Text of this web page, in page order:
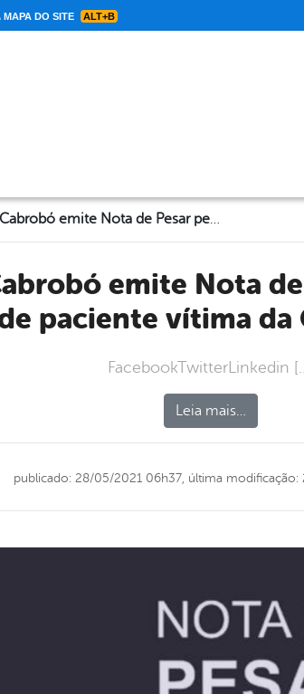
MAPA DO SITE ALT+B
Prefeitura de Cabrobó emite Nota de Pesar pelo falecimento de paciente vítima da Covid-19
paciente vítima da
FacebookTwitterLinkedin
Leia mais…
publicado: 28/05/2021 06h37, última